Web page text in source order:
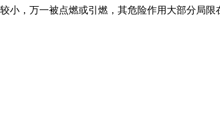
，万一被点燃或引燃，其危险作用大部分局限